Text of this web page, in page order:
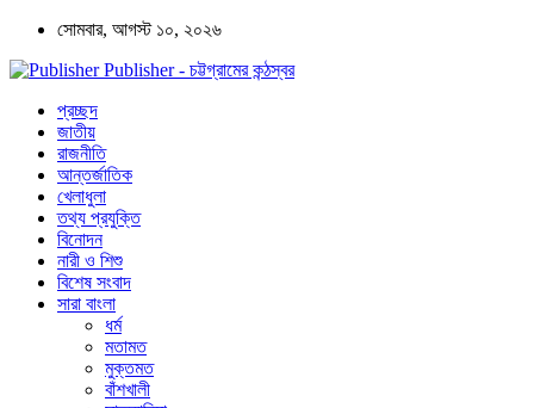
সোমবার, আগস্ট ১০, ২০২৬
Publisher - চট্টগ্রামের কন্ঠস্বর
প্রচ্ছদ
জাতীয়
রাজনীতি
আন্তর্জাতিক
খেলাধুলা
তথ্য প্রযুক্তি
বিনোদন
নারী ও শিশু
বিশেষ সংবাদ
সারা বাংলা
ধর্ম
মতামত
মুক্তমত
বাঁশখালী